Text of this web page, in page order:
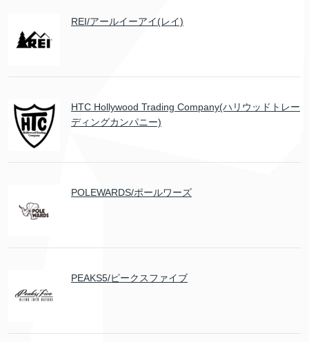
REI/アールイーアイ(レイ)
HTC Hollywood Trading Company(ハリウッドトレー
ディングカンパニー)
POLEWARDS/ポールワーズ
PEAKS5/ピークスファイブ